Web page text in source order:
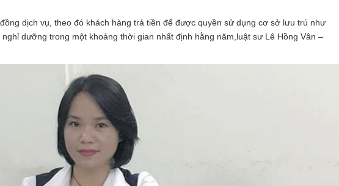
dịch vụ, theo đó khách hàng trả tiền để được quyền sử dụng cơ sở lưu trú như
dưỡng trong một khoảng thời gian nhất định hằng năm,luật sư Lê Hồng Vân –